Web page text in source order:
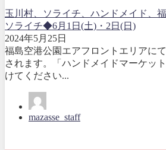
玉川村、ソライチ、ハンドメイド、福
ソライチ◆6月1日(土)・2日(日)
2024年5月25日
福島空港公園エアフロントエリアに
されます。「ハンドメイドマーケッ
けてください...
mazasse_staff